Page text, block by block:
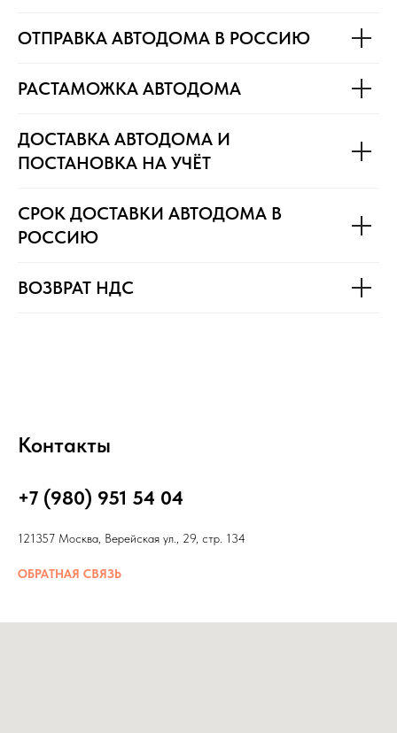
ОТПРАВКА АВТОДОМА В РОССИЮ
РАСТАМОЖКА АВТОДОМА
ДОСТАВКА АВТОДОМА И
ПОСТАНОВКА НА УЧЁТ
СРОК ДОСТАВКИ АВТОДОМА В
РОССИЮ
ВОЗВРАТ НДС
Контакты
+7 (980) 951 54 04
121357 Москва, Верейская ул., 29, стр. 134
ОБРАТНАЯ СВЯЗЬ